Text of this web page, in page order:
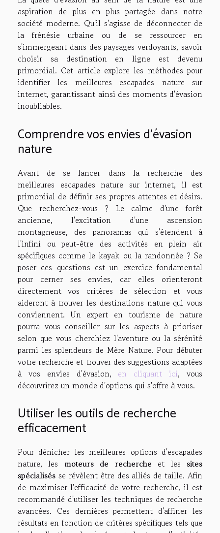
aspiration de plus en plus partagée dans notre
société moderne. Qu'il s'agisse de déconnecter de
la frénésie urbaine ou de se ressourcer en
s'immergeant dans des paysages verdoyants, savoir
choisir sa destination en ligne est devenu
primordial. Cet article explore les méthodes pour
identifier les meilleures escapades nature sur
internet, garantissant ainsi des moments d'évasion
inoubliables.
Comprendre vos envies d'évasion
nature
Avant de se lancer dans la recherche des
meilleures escapades nature sur internet, il est
primordial de définir ses propres attentes et désirs.
Que recherchez-vous ? Le calme d'une forêt
ancienne, l'excitation d'une ascension
montagneuse, des panoramas qui s'étendent à
l'infini ou peut-être des activités en plein air
spécifiques comme le kayak ou la randonnée ? Se
poser ces questions est un exercice fondamental
pour cerner ses envies, car elles orienteront
directement vos critères de sélection et vous
aideront à trouver les destinations nature qui vous
conviennent. Un expert en tourisme de nature
pourra vous conseiller sur les aspects à prioriser
selon que vous cherchiez l'aventure ou la sérénité
parmi les splendeurs de Mère Nature. Pour débuter
votre recherche et trouver des suggestions adaptées
à vos envies d'évasion, en cliquant ici, vous
découvrirez un monde d'options qui s'offre à vous.
Utiliser les outils de recherche
efficacement
Pour dénicher les meilleures options d'escapades
nature, les moteurs de recherche et lessites
spécialisés se révèlent être des alliés de taille. Afin
de maximiser l'efficacité de votre recherche, il est
recommandé d'utiliser les techniques de recherche
avancées. Ces dernières permettent d'affiner les
résultats en fonction de critères spécifiques tels que